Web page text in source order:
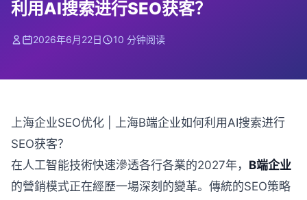
利用AI搜索进行SEO获客？
2026年6月22日 10 分钟阅读
上海企业SEO优化 | 上海B端企业如何利用AI搜索进行
SEO获客？
在人工智能技術快速滲透各行各業的2027年， B端企业
的營銷模式正在經歷一場深刻的變革。傳統的SEO策略